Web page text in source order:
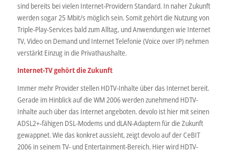
sind bereits bei vielen Internet-Providern Standard. In naher Zukunft
werden sogar 25 Mbit/s möglich sein. Somit gehört die Nutzung von
Triple-Play-Services bald zum Alltag, und Anwendungen wie Internet
TV, Video on Demand und Internet Telefonie (Voice over IP) nehmen
verstärkt Einzug in die Privathaushalte.
Internet-TV gehört die Zukunft
Immer mehr Provider stellen HDTV-Inhalte über das Internet bereit.
Gerade im Hinblick auf die WM 2006 werden zunehmend HDTV-
Inhalte auch über das Internet angeboten. devolo ist hier mit seinen
ADSL2+-fähigen DSL-Modems und dLAN-Adaptern für die Zukunft
gewappnet. Wie das konkret aussieht, zeigt devolo auf der CeBIT
2006 in seinem TV- und Entertainment-Bereich. Hier wird HDTV-